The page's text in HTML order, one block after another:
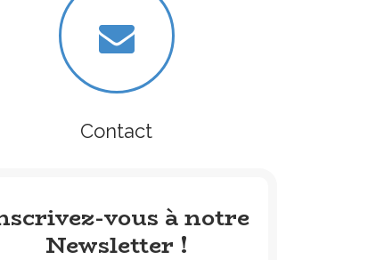
Contact
vous à notre
Newsletter !